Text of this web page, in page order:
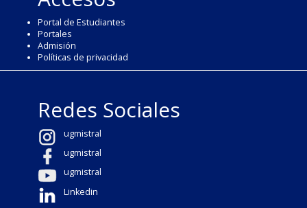
Portal de Estudiantes
Portales
Admisión
Políticas de privacidad
Redes Sociales
ugmistral
ugmistral
ugmistral
Linkedin